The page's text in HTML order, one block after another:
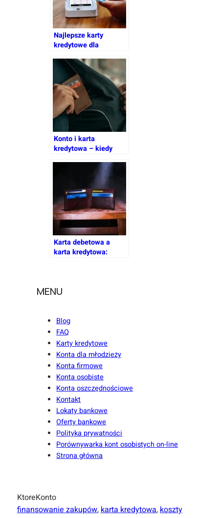
Najlepsze karty
kredytowe dla
Konto i karta
kredytowa – kiedy
Karta debetowa a
karta kredytowa:
MENU
Blog
FAQ
Karty kredytowe
Konta dla młodzieży
Konta firmowe
Konta osobiste
Konta oszczędnościowe
Kontakt
Lokaty bankowe
Oferty bankowe
Polityka prywatności
Porównywarka kont osobistych on-line
Strona główna
KtoreKonto
finansowanie zakupów, karta kredytowa, koszty